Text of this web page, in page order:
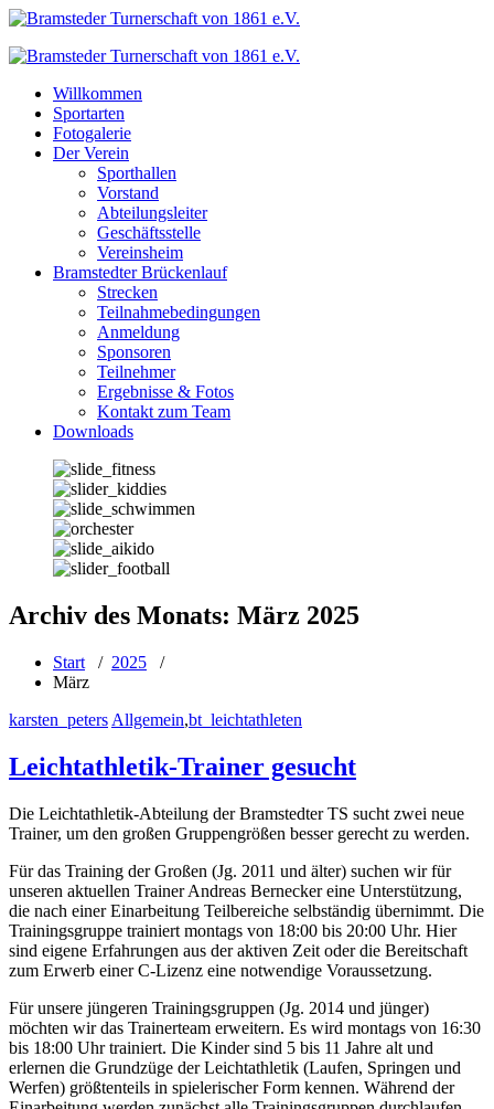
Zum
springen
Willkommen
Sportarten
Fotogalerie
Der Verein
Sporthallen
Vorstand
Abteilungsleiter
Geschäftsstelle
Vereinsheim
Bramstedter Brückenlauf
Strecken
Teilnahmebedingungen
Anmeldung
Sponsoren
Teilnehmer
Ergebnisse & Fotos
Kontakt zum Team
Downloads
Archiv des Monats: März 2025
Start / 2025 /
März
karsten_peters Allgemein,bt_leichtathleten
Leichtathletik-Trainer gesucht
Die Leichtathletik-Abteilung der Bramstedter TS sucht zwei neue
Trainer, um den großen Gruppengrößen besser gerecht zu werden.
Für das Training der Großen (Jg. 2011 und älter) suchen wir für
unseren aktuellen Trainer Andreas Bernecker eine Unterstützung,
die nach einer Einarbeitung Teilbereiche selbständig übernimmt. Die
Trainingsgruppe trainiert montags von 18:00 bis 20:00 Uhr. Hier
sind eigene Erfahrungen aus der aktiven Zeit oder die Bereitschaft
zum Erwerb einer C-Lizenz eine notwendige Voraussetzung.
Für unsere jüngeren Trainingsgruppen (Jg. 2014 und jünger)
möchten wir das Trainerteam erweitern. Es wird montags von 16:30
bis 18:00 Uhr trainiert. Die Kinder sind 5 bis 11 Jahre alt und
erlernen die Grundzüge der Leichtathletik (Laufen, Springen und
Werfen) größtenteils in spielerischer Form kennen. Während der